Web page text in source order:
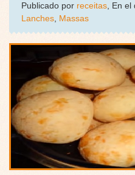
Publicado por receitas, En el
Lanches, Massas